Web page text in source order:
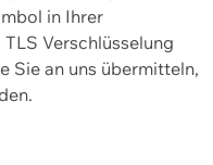
in Ihrer
Verschlüsselung
Sie an uns übermitteln,